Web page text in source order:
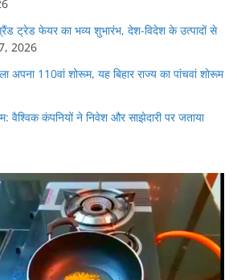
ट्रेड फेयर का भव्य शुभारंभ, देश-विदेश के उत्पादों से
2026
अपना 110वां शोरूम, यह बिहार राज्य का पांचवां शोरूम
वैश्विक कंपनियों ने निवेश और साझेदारी पर जताया